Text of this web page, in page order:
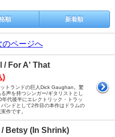
順 新着順
のページへ
/ For A' That
)
トランドの巨人Dick Gaughan。驚
声を持つシンガー/ギタリストとし
代後半にエレクトリック・トラッ
バンドとして2作目の本作はドラムの
作です。
Betsy (In Shrink)